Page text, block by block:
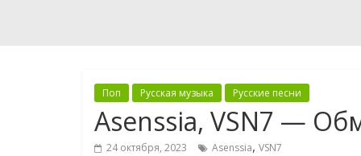
Поп Русская музыка Русские песни
Asenssia, VSN7 —
24 октября, 2023 Asenssia, VSN7